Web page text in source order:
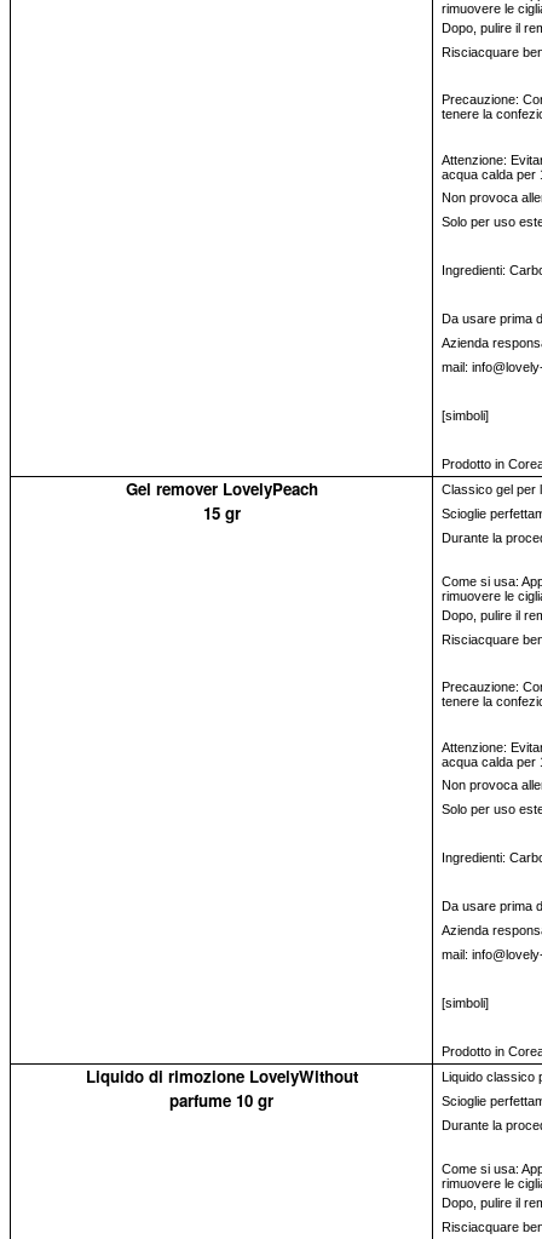
rimuovere le
Dopo, pulire il
Risciacquare
Precauzione:
tenere la
Attenzione:
acqua calda per
Non provoca
Solo per uso
Ingredienti:
Da usare prima
Azienda
mail:
[simboli]
Prodotto in
Gel remover LovelyPeach Classico gel per
15 gr
Scioglie
Durante la
Come si usa:
rimuovere le
Dopo, pulire il
Risciacquare
Precauzione:
tenere la
Attenzione:
acqua calda per
Non provoca
Solo per uso
Ingredienti:
Da usare prima
Azienda
mail:
[simboli]
Prodotto in
Liquido di rimozione LovelyWithout Liquido classico
parfume 10 gr
Scioglie
Durante la
Come si usa:
rimuovere le
Dopo, pulire il
Risciacquare